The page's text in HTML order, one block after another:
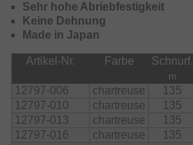
Sehr hohe Abriebfestigkeit
Keine Dehnung
Made in Japan
Artikel-Nr. Farbe Schnurf.
m
12797-006 chartreuse 135
12797-010
chartreuse 135
12797-013
chartreuse 135
12797-016
chartreuse 135